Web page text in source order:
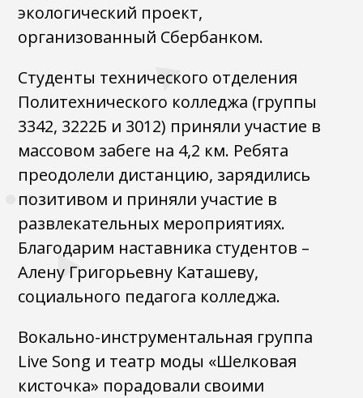
экологический проект,
организованный Сбербанком.
Студенты технического отделения
Политехнического колледжа (группы
3342, 3222Б и 3012) приняли участие в
массовом забеге на 4,2 км. Ребята
преодолели дистанцию, зарядились
позитивом и приняли участие в
развлекательных мероприятиях.
Благодарим наставника студентов –
Алену Григорьевну Каташеву,
социального педагога колледжа.
Вокально-инструментальная группа
Live Song и театр моды «Шелковая
кисточка» порадовали своими